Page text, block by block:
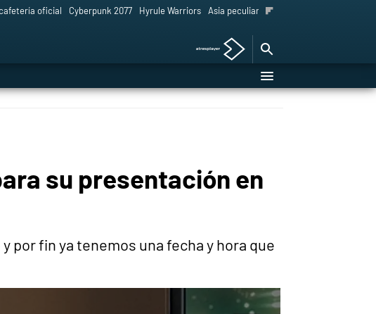
oficial Cyberpunk 2077 Hyrule Warriors Asia peculiar tradición
su presentación en
por fin ya tenemos una fecha y hora que